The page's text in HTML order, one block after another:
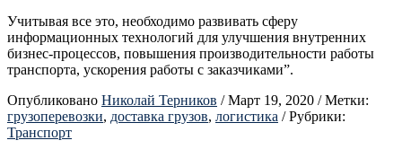
Учитывая все это, необходимо развивать сферу
информационных технологий для улучшения внутренних
бизнес-процессов, повышения производительности работы
транспорта, ускорения работы с заказчиками”.
Опубликовано Николай Терников / Март 19, 2020 / Метки:
грузоперевозки, доставка грузов, логистика / Рубрики:
Транспорт